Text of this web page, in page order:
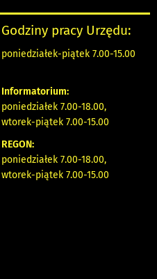
Godziny pracy Urzędu:
poniedziałek-piątek 7.00-15.00
Informatorium:
poniedziałek 7.00-18.00,
wtorek-piątek 7.00-15.00
REGON:
poniedziałek 7.00-18.00,
wtorek-piątek 7.00-15.00